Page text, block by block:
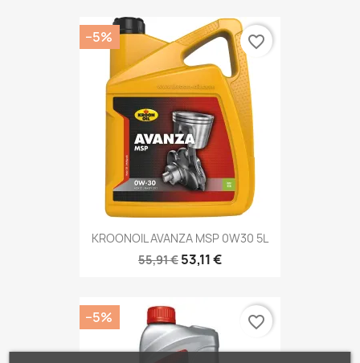
KROONOIL AVANZA MSP 0W30 5L
55,91 € 53,11 €
−5% favorite_border
−5% favorite_border